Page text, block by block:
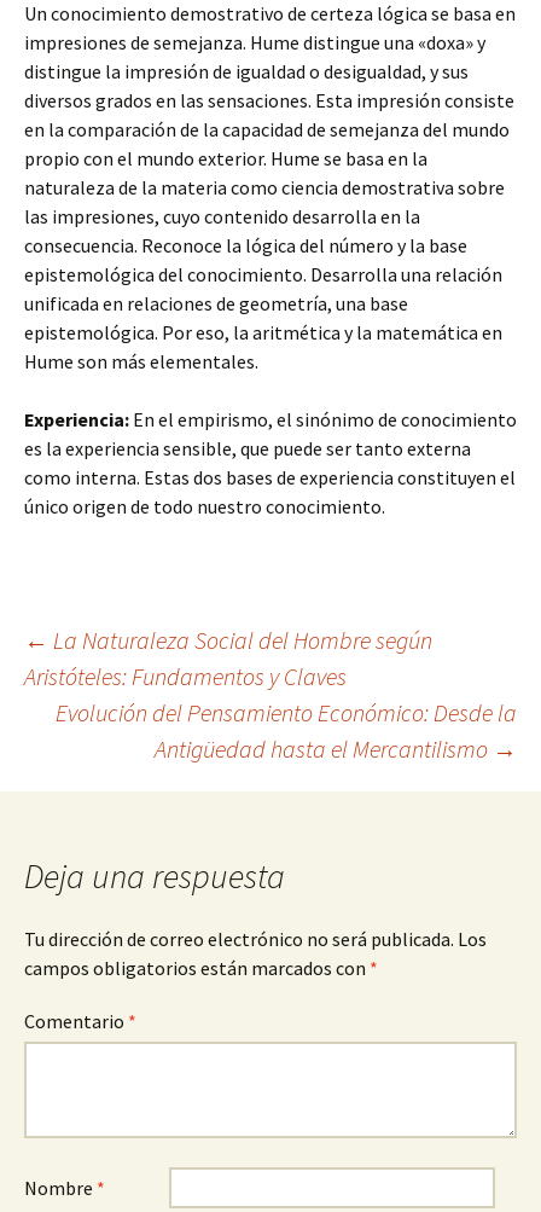
Un conocimiento demostrativo de certeza lógica se basa en
impresiones de semejanza. Hume distingue una «doxa» y
distingue la impresión de igualdad o desigualdad, y sus
diversos grados en las sensaciones. Esta impresión consiste
en la comparación de la capacidad de semejanza del mundo
propio con el mundo exterior. Hume se basa en la
naturaleza de la materia como ciencia demostrativa sobre
las impresiones, cuyo contenido desarrolla en la
consecuencia. Reconoce la lógica del número y la base
epistemológica del conocimiento. Desarrolla una relación
unificada en relaciones de geometría, una base
epistemológica. Por eso, la aritmética y la matemática en
Hume son más elementales.
Experiencia: En el empirismo, el sinónimo de conocimiento
es la experiencia sensible, que puede ser tanto externa
como interna. Estas dos bases de experiencia constituyen el
único origen de todo nuestro conocimiento.
Navegación
de
entradas
← La Naturaleza Social del Hombre según
Aristóteles: Fundamentos y Claves
Evolución del Pensamiento Económico: Desde la
Antigüedad hasta el Mercantilismo →
Deja una respuesta
Tu dirección de correo electrónico no será publicada. Los
campos obligatorios están marcados con *
Comentario *
Nombre *